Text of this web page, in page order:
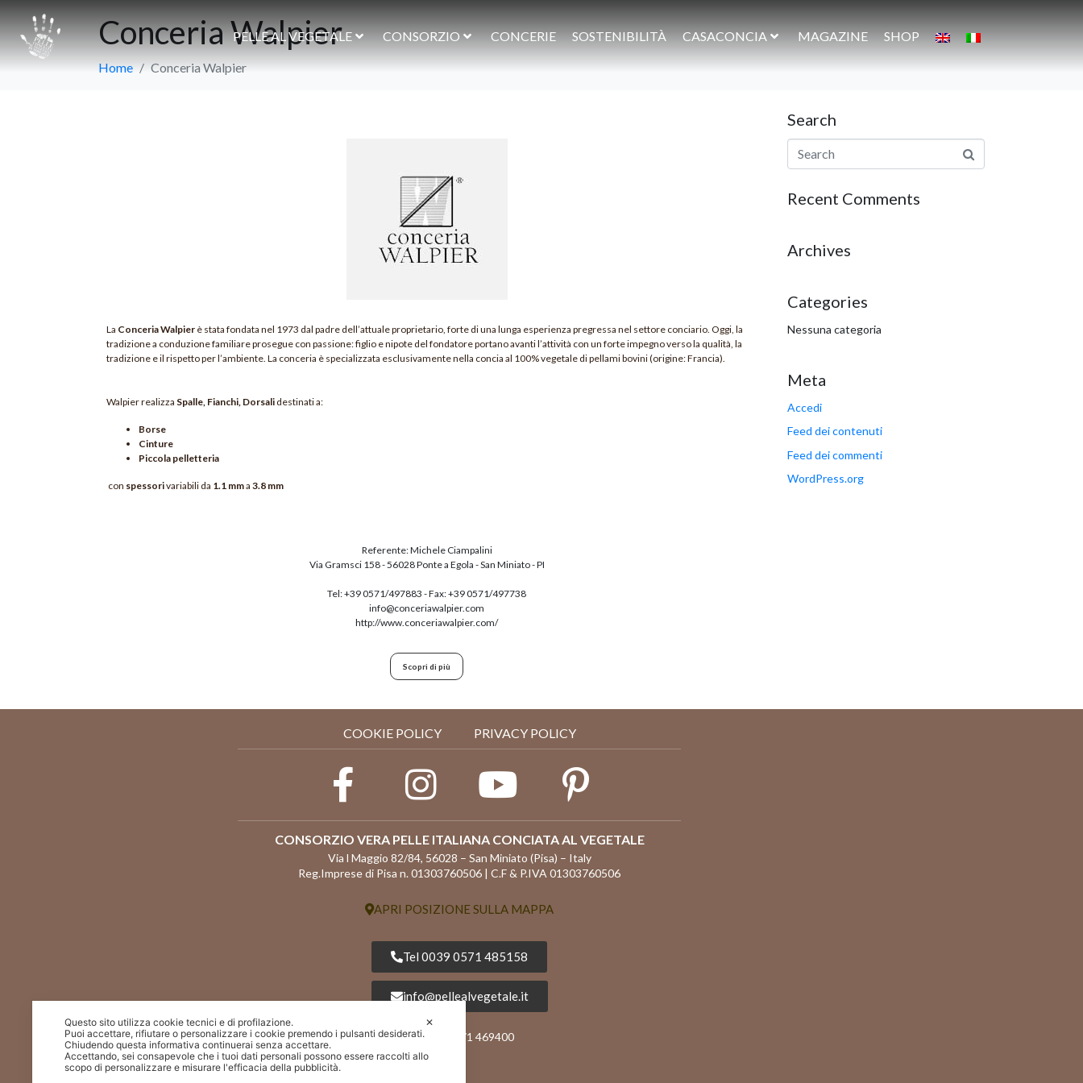
PELLE AL VEGETALE CONSORZIO CONCERIE SOSTENIBILITÀ CASACONCIA MAGAZINE SHOP
Conceria Walpier
Home Conceria Walpier
La Conceria Walpier è stata fondata nel 1973 dal padre dell’attuale proprietario, forte di una lunga esperienza pregressa nel settore conciario. Oggi, la
tradizione a conduzione familiare prosegue con passione: figlio e nipote del fondatore portano avanti l’attività con un forte impegno verso la qualità, la
tradizione e il rispetto per l’ambiente. La conceria è specializzata esclusivamente nella concia al 100% vegetale di pellami bovini (origine: Francia).
Walpier realizza Spalle, Fianchi, Dorsali destinati a:
Borse
Cinture
Piccola pelletteria
con spessorivariabili da 1.1 mma 3.8 mm
Referente: Michele Ciampalini
Via Gramsci 158 - 56028 Ponte a Egola - San Miniato - PI
Tel:+39 0571/497883 - Fax: +39 0571/497738
info@conceriawalpier.com
http://www.conceriawalpier.com/
Scopri di più
Search
Recent Comments
Archives
Categories
Nessuna categoria
Meta
Accedi
Feed dei contenuti
Feed dei commenti
WordPress.org
COOKIE POLICY PRIVACY POLICY
CONSORZIO VERA PELLE ITALIANA CONCIATA AL VEGETALE
Via l Maggio 82/84, 56028 – San Miniato (Pisa) – Italy
Reg.Imprese di Pisa n. 01303760506 | C.F & P.IVA 01303760506
APRI POSIZIONE SULLA MAPPA
Tel 0039 0571 485158
info@pellealvegetale.it
Fax +39 0571 469400
✕
Questo sito utilizza cookie tecnici e di profilazione.
Puoi accettare, rifiutare o personalizzare i cookie premendo i pulsanti desiderati.
Chiudendo questa informativa continuerai senza accettare.
Accettando, sei consapevole che i tuoi dati personali possono essere raccolti allo
scopo di personalizzare e misurare l'efficacia della pubblicità.